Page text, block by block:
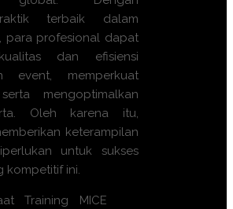
terbaik dalam
para profesional dapat
dan efisiensi
event, memperkuat
mengoptimalkan
Oleh karena itu,
keterampilan
untuk sukses
kompetitif ini.
Training MICE